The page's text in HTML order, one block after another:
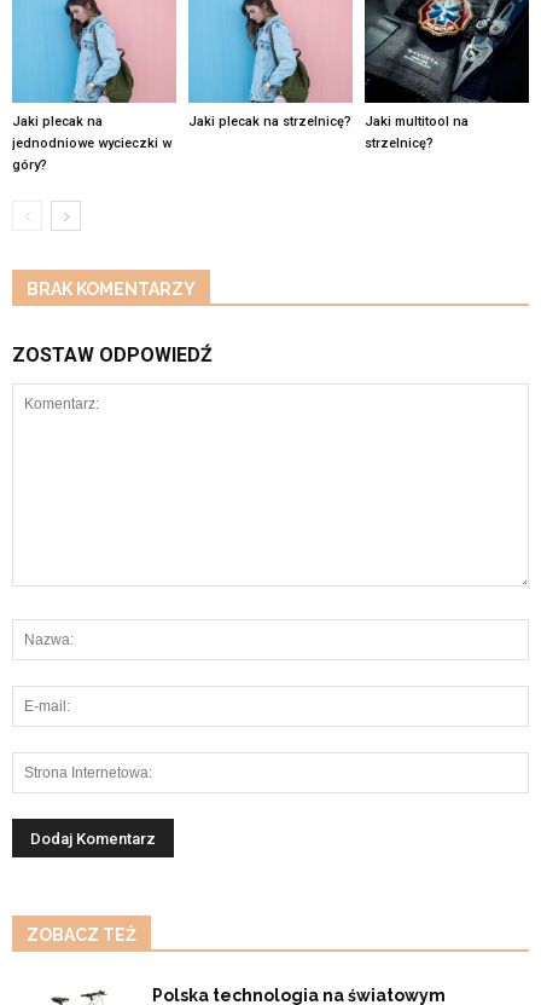
Jaki plecak na
jednodniowe wycieczki w
góry?
Jaki plecak na strzelnicę?
Jaki multitool na
strzelnicę?
BRAK KOMENTARZY
ZOSTAW ODPOWIEDŹ
ZOBACZ TEŻ
Polska technologia na światowym